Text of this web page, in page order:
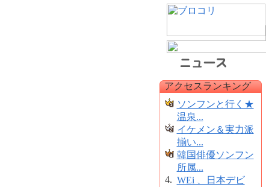
アクセスランキング
ソンフンと行く★
温泉...
イケメン＆実力派
揃い...
韓国俳優ソンフン
所属...
4. WEi 、日本デビ